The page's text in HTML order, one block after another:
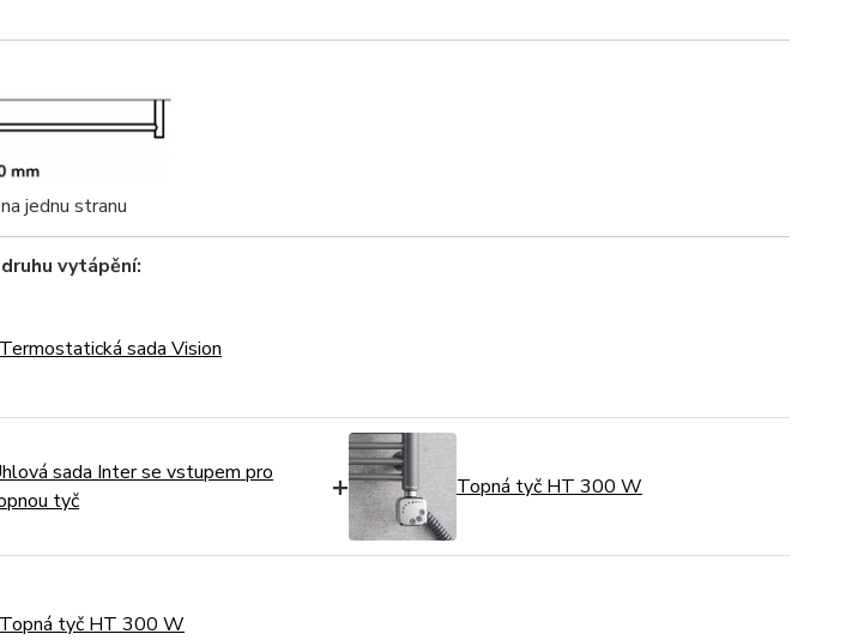
na jednu stranu
vytápění:
Termostatická sada Vision
sada Inter se vstupem pro
tyč
+ Topná tyč HT 300 W
Topná tyč HT 300 W